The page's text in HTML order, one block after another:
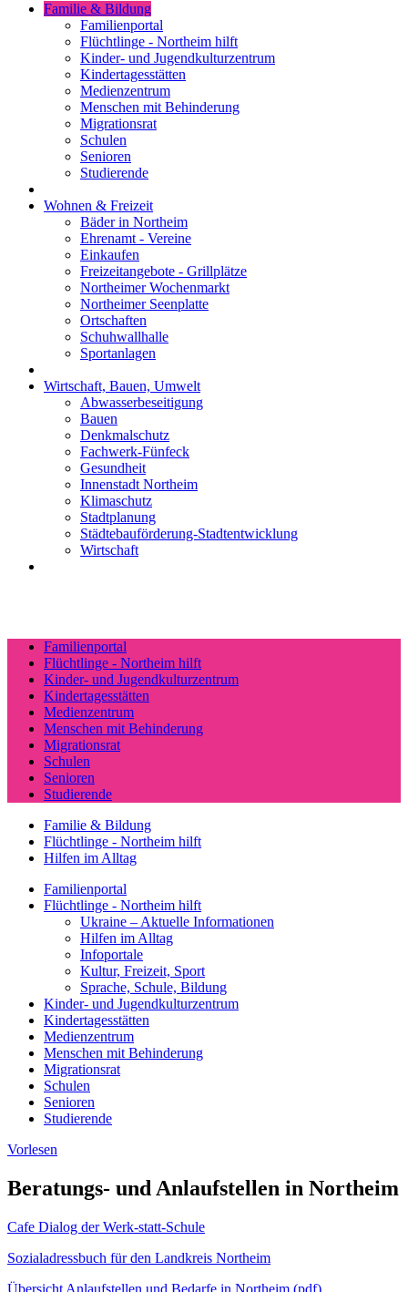
Familie & Bildung
Familienportal
Flüchtlinge - Northeim hilft
Kinder- und Jugendkulturzentrum
Kindertagesstätten
Medienzentrum
Menschen mit Behinderung
Migrationsrat
Schulen
Senioren
Studierende
Wohnen & Freizeit
Bäder in Northeim
Ehrenamt - Vereine
Einkaufen
Freizeitangebote - Grillplätze
Northeimer Wochenmarkt
Northeimer Seenplatte
Ortschaften
Schuhwallhalle
Sportanlagen
Wirtschaft, Bauen, Umwelt
Abwasserbeseitigung
Bauen
Denkmalschutz
Fachwerk-Fünfeck
Gesundheit
Innenstadt Northeim
Klimaschutz
Stadtplanung
Städtebauförderung-Stadtentwicklung
Wirtschaft
Familienportal
Flüchtlinge - Northeim hilft
Kinder- und Jugendkulturzentrum
Kindertagesstätten
Medienzentrum
Menschen mit Behinderung
Migrationsrat
Schulen
Senioren
Studierende
Familie & Bildung
Flüchtlinge - Northeim hilft
Hilfen im Alltag
Familienportal
Flüchtlinge - Northeim hilft
Ukraine – Aktuelle Informationen
Hilfen im Alltag
Infoportale
Kultur, Freizeit, Sport
Sprache, Schule, Bildung
Kinder- und Jugendkulturzentrum
Kindertagesstätten
Medienzentrum
Menschen mit Behinderung
Migrationsrat
Schulen
Senioren
Studierende
Vorlesen
Beratungs- und Anlaufstellen in Northeim
Cafe Dialog der Werk-statt-Schule
Sozialadressbuch für den Landkreis Northeim
Übersicht Anlaufstellen und Bedarfe in Northeim (pdf)